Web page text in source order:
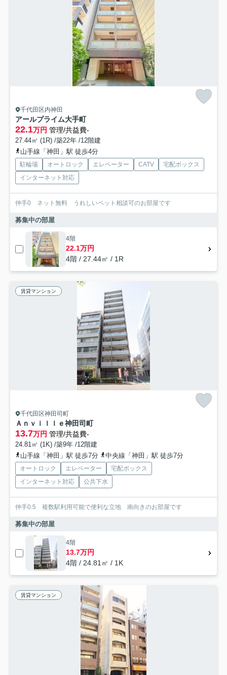
千代田区内神田
アールプライム大手町
22.1万円 管理/共益費-
27.44㎡ (1R) /築22年 /12階建
山手線「神田」駅 徒歩4分
駐輪場 オートロック エレベーター CATV
宅配ボックス
インターネット対応
仲手0 ネット無料 うれしいペット相談可のお部屋です
募集中の部屋
4階
22.1万円
4階 / 27.44㎡ / 1R
賃貸マンション
千代田区神田司町
Ａｎｖｉｌｌｅ神田司町
13.7万円 管理/共益費-
24.81㎡ (1K) /築9年 /12階建
山手線「神田」駅 徒歩7分
中央線「神田」駅 徒歩7分
オートロック エレベーター
宅配ボックス
インターネット対応
公共下水
仲手0.5 複数駅利用可能で便利な立地 南向きのお部屋です
募集中の部屋
4階
13.7万円
4階 / 24.81㎡ / 1K
賃貸マンション